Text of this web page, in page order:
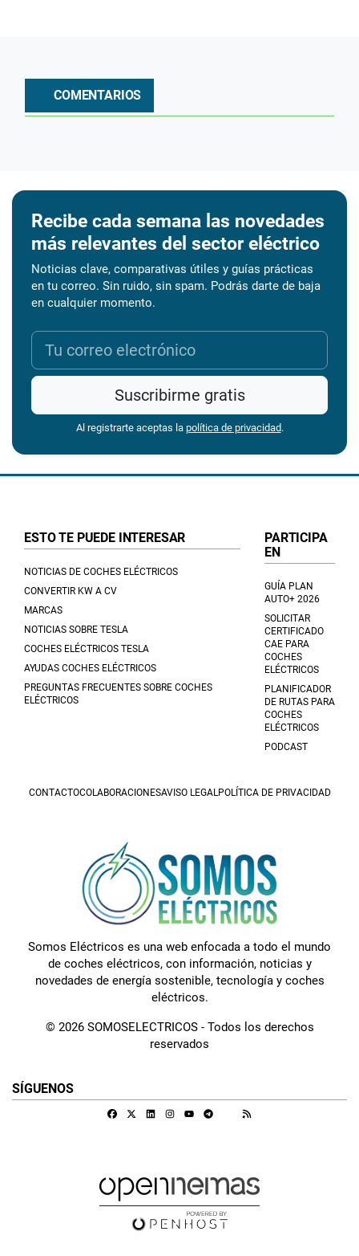
COMENTARIOS
Recibe cada semana las novedades
más relevantes del sector eléctrico
Noticias clave, comparativas útiles y guías prácticas
en tu correo. Sin ruido, sin spam. Podrás darte de baja
en cualquier momento.
Suscribirme gratis
Al registrarte aceptas la política de privacidad.
ESTO TE PUEDE INTERESAR
NOTICIAS DE COCHES ELÉCTRICOS
CONVERTIR KW A CV
MARCAS
NOTICIAS SOBRE TESLA
COCHES ELÉCTRICOS TESLA
AYUDAS COCHES ELÉCTRICOS
PREGUNTAS FRECUENTES SOBRE COCHES
ELÉCTRICOS
PARTICIPA
EN
GUÍA PLAN
AUTO+ 2026
SOLICITAR
CERTIFICADO
CAE PARA
COCHES
ELÉCTRICOS
PLANIFICADOR
DE RUTAS PARA
COCHES
ELÉCTRICOS
PODCAST
CONTACTOCOLABORACIONESAVISO LEGALPOLÍTICA DE PRIVACIDAD
Somos Eléctricos es una web enfocada a todo el mundo
de coches eléctricos, con información, noticias y
novedades de energía sostenible, tecnología y coches
eléctricos.
© 2026 SOMOSELECTRICOS - Todos los derechos
reservados
SÍGUENOS
FacebookLinkedinInstagramTelegram
Google Discover